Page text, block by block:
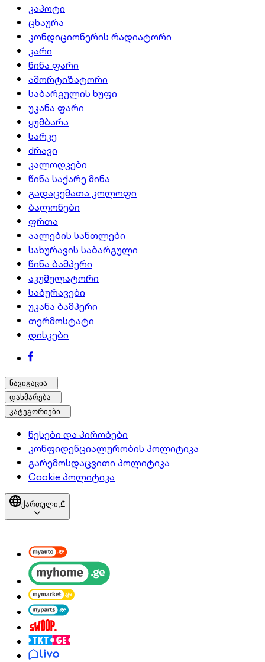
კაპოტი
ცხაურა
კონდიციონერის რადიატორი
კარი
წინა ფარი
ამორტიზატორი
საბარგულის ხუფი
უკანა ფარი
ყუმბარა
სარკე
ძრავი
კალოდკები
წინა საქარე მინა
გადაცემათა კოლოფი
ბალონები
ფრთა
აალების სანთლები
სახურავის საბარგული
წინა ბამპერი
აკუმულატორი
საბურავები
უკანა ბამპერი
თერმოსტატი
დისკები
ნავიგაცია
დახმარება
კატეგორიები
წესები და პირობები
კონფიდენციალურობის პოლიტიკა
გარემოსდაცვითი პოლიტიკა
Cookie პოლიტიკა
ქართული, ₾